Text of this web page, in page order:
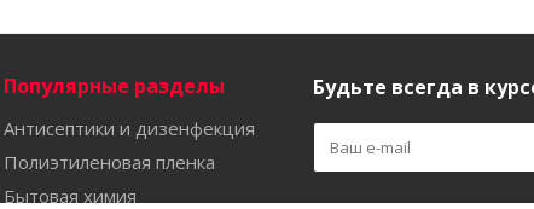
Популярные разделы
Антисептики и дизенфекция
Полиэтиленовая пленка
Бытовая химия
Будьте всегда в